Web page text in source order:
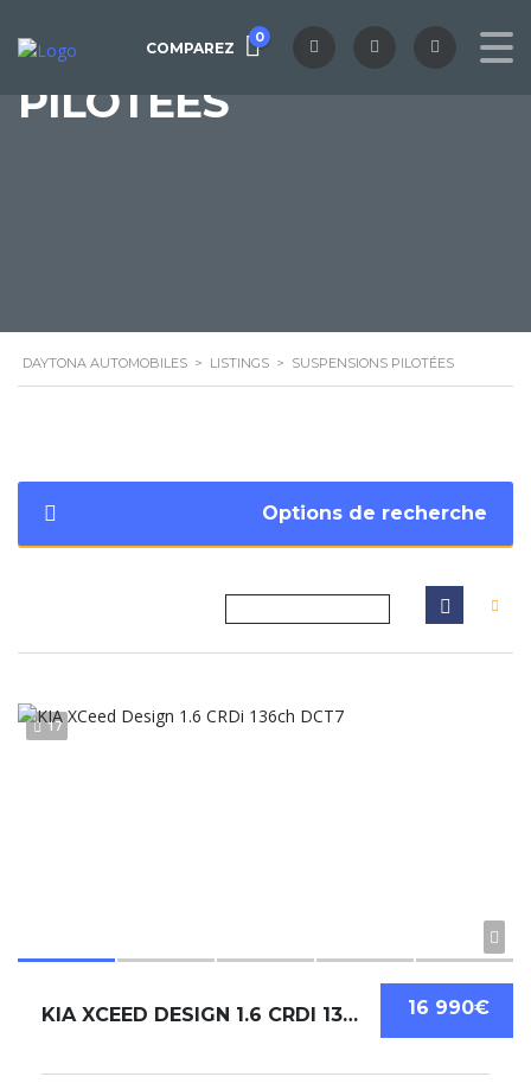
COMPAREZ
0
SUSPENSIONS
PILOTÉES
DAYTONA AUTOMOBILES > LISTINGS > SUSPENSIONS PILOTÉES
Options de recherche
17
16 990€
KIA XCEED DESIGN 1.6 CRDI 136CH DCT7